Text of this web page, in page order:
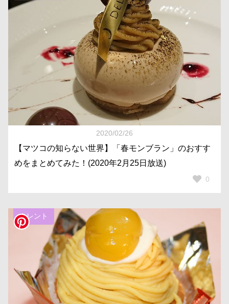
2020/02/26
【マツコの知らない世界】「春モンブラン」のおすす
めをまとめてみた！(2020年2月25日放送)
0
タレント